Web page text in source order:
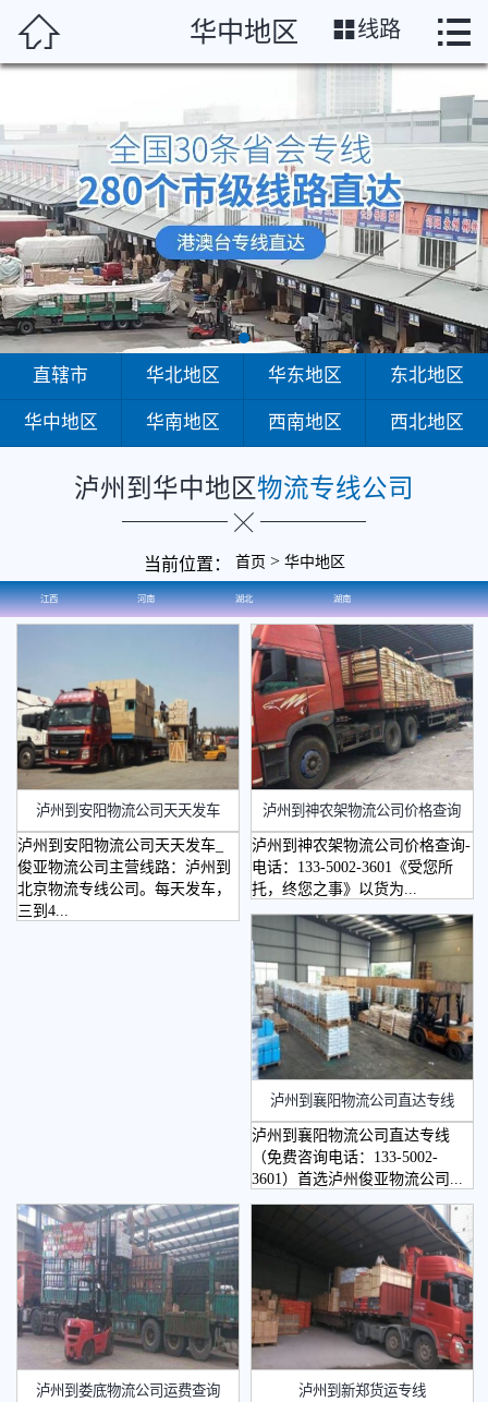
泸  首页
华北地区
华东地区
东北地区
华中地区
华南地区
西南地区
西北地区
 华中地区 线路 
直辖市 华北地区 华东地区 东北地区
华中地区 华南地区 西南地区 西北地区
泸州到华中地区物流专线公司
当前位置： 首页 > 华中地区
江西 河南 湖北 湖南
泸州到安阳物流公司天天发车
泸州到安阳物流公司天天发车_
俊亚物流公司主营线路：泸州到
北京物流专线公司。每天发车，
三到4...
泸州到神农架物流公司价格查询
泸州到神农架物流公司价格查询-
电话：133-5002-3601《受您所
托，终您之事》以货为...
泸州到襄阳物流公司直达专线
泸州到襄阳物流公司直达专线
（免费咨询电话：133-5002-
3601）首选泸州俊亚物流公司...
​泸州到娄底物流公司运费查询 泸州到新郑货运专线